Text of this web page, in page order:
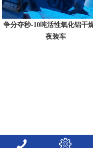
争分夺秒-10吨活性氧化铝干
夜装车